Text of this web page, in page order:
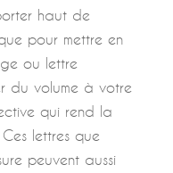
haut de
pour mettre en
ou lettre
du volume à votre
qui rend la
lettres que
peuvent aussi